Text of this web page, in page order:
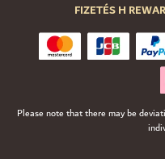
FIZETÉS H
Please note that there may be